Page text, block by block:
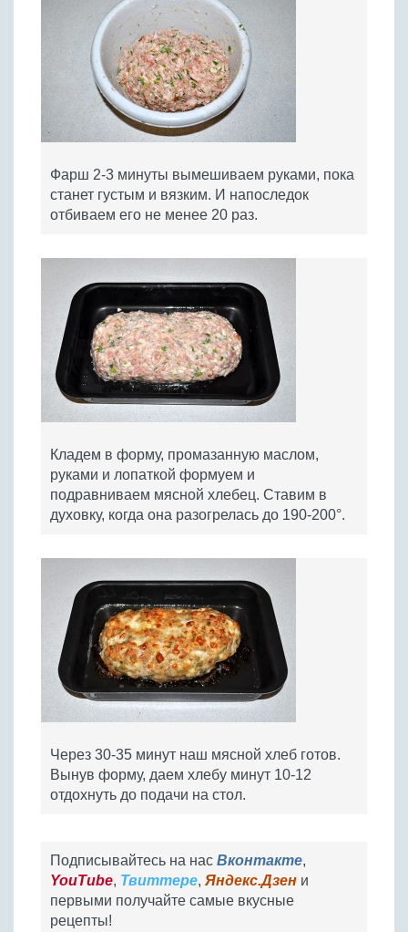
Фарш 2-3 минуты вымешиваем руками, пока
станет густым и вязким. И напоследок
отбиваем его не менее 20 раз.
Кладем в форму, промазанную маслом,
руками и лопаткой формуем и
подравниваем мясной хлебец. Ставим в
духовку, когда она разогрелась до 190-200°.
Через 30-35 минут наш мясной хлеб готов.
Вынув форму, даем хлебу минут 10-12
отдохнуть до подачи на стол.
Подписывайтесь на нас Вконтакте,
YouTube, Твиттере, Яндекс.Дзен и
первыми получайте самые вкусные
рецепты!